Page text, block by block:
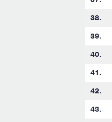
38.
39.
40.
41.
42.
43.